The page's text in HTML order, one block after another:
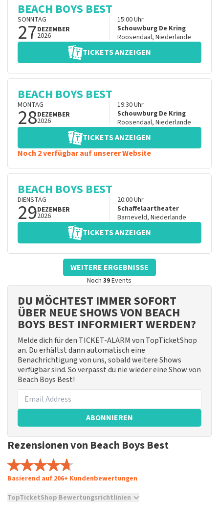
BEACH BOYS BEST
SONNTAG
27DEZEMBER
2026
15:00Uhr
Schouwburg De Kring
Roosendaal, Niederlande
TICKETS ANZEIGEN
BEACH BOYS BEST
MONTAG
28DEZEMBER
2026
19:30Uhr
Schouwburg De Kring
Roosendaal, Niederlande
TICKETS ANZEIGEN
Noch 2 verfügbar auf unserer Website
BEACH BOYS BEST
DIENSTAG
29DEZEMBER
2026
20:00Uhr
Schaffelaartheater
Barneveld, Niederlande
TICKETS ANZEIGEN
WEITERE ERGEBNISSE
Noch39Events
DU MÖCHTEST IMMER SOFORT
ÜBER NEUE SHOWS VON BEACH
BOYS BEST INFORMIERT WERDEN?
Melde dich für den TICKET-ALARM von TopTicketShop
an. Du erhältst dann automatisch eine
Benachrichtigung von uns, sobald weitere Shows
verfügbar sind. So verpasst du nie wieder eine Show von
Beach Boys Best!
ABONNIEREN
Rezensionen von Beach Boys Best
Basierend auf 206+ Kundenbewertungen
TopTicketShop Bewertungsrichtlinien